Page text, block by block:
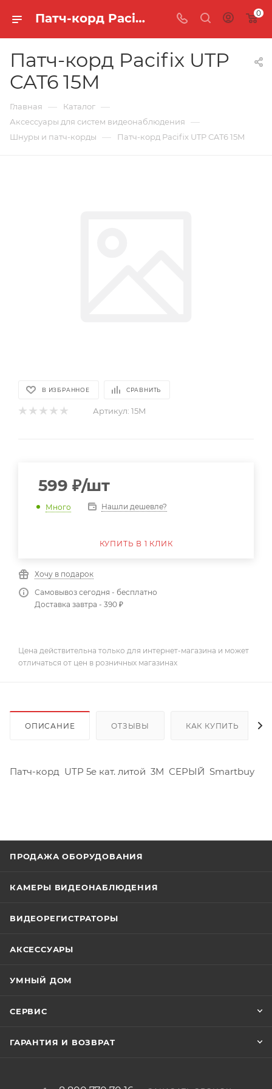
Патч-корд Pacifix UTP CAT6 15M 0
Патч-корд Pacifix UTP
CAT6 15M
Главная — Каталог —
Аксессуары для систем видеонаблюдения —
Шнуры и патч-корды — Патч-корд Pacifix UTP CAT6 15M
В ИЗБРАННОЕ СРАВНИТЬ
Артикул: 15M
599 ₽/шт
Много Нашли дешевле?
КУПИТЬ В 1 КЛИК
Хочу в подарок
Самовывоз сегодня - бесплатно
Доставка завтра - 390 ₽
Цена действительна только для интернет-магазина и может
отличаться от цен в розничных магазинах
ОПИСАНИЕ ОТЗЫВЫ КАК КУПИТЬ
Патч-корд UTP 5e кат. литой 3М СЕРЫЙ Smartbuy
ПРОДАЖА ОБОРУДОВАНИЯ
КАМЕРЫ ВИДЕОНАБЛЮДЕНИЯ
ВИДЕОРЕГИСТРАТОРЫ
АКСЕССУАРЫ
УМНЫЙ ДОМ
СЕРВИС
ГАРАНТИЯ И ВОЗВРАТ